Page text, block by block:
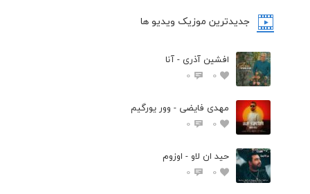
جدیدترین موزیک ویدیو ها
افشین آذری - آنا
0
0
مهدی فایضی - وور یورگیم
0
0
حید ان لاو - اوزوم
0
0